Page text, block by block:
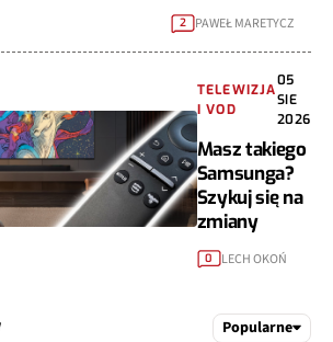
2 PAWEŁ MARETYCZ
TELEWIZJA
I VOD
05
SIE
2026
Masz takiego
Samsunga?
Szykuj się na
zmiany
0 LECH OKOŃ
Popularne